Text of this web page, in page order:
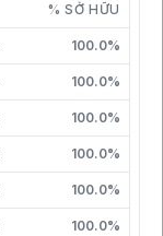
% SỞ HỮU
100.0%
100.0%
100.0%
100.0%
100.0%
100.0%